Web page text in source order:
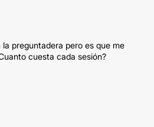
preguntadera pero es que me
cuesta cada sesión?